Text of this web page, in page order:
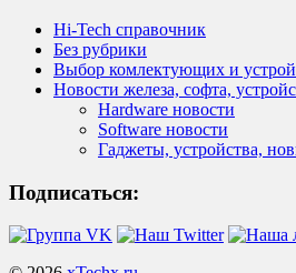
Hi-Tech справочник
Без рубрики
Выбор комлектующих и
Новости железа, софта,
Hardware новости
Software новости
Гаджеты, устройства,
Подписаться: